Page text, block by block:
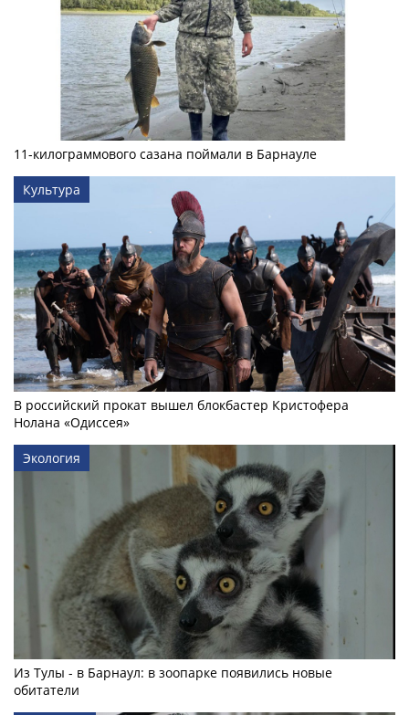
11-килограммового сазана поймали в Барнауле
Культура
В российский прокат вышел блокбастер Кристофера
Нолана «Одиссея»
Экология
Из Тулы - в Барнаул: в зоопарке появились новые
обитатели